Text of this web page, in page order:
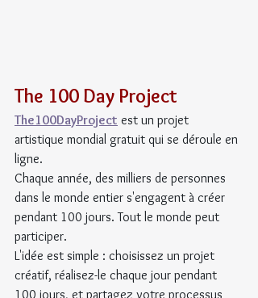
The 100 Day Project
The100DayProject est un projet
artistique mondial gratuit qui se déroule en
ligne.
Chaque année, des milliers de personnes
dans le monde entier s'engagent à créer
pendant 100 jours. Tout le monde peut
participer.
L'idée est simple : choisissez un projet
créatif, réalisez-le chaque jour pendant
100 jours, et partagez votre processus